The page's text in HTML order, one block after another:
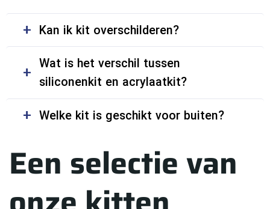
Kan ik kit overschilderen?
Wat is het verschil tussen
siliconenkit en acrylaatkit?
Welke kit is geschikt voor buiten?
Een selectie van